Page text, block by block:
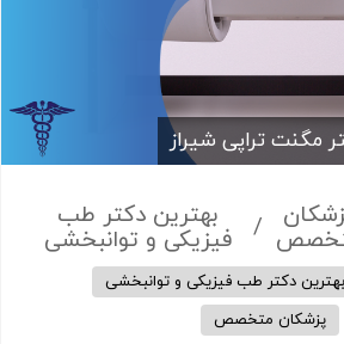
مگنت تراپی شیراز
/ بهترین دکتر طب
فیزیکی و توانبخشی
بهترین دکتر طب فیزیکی و توانبخشی
پزشکان متخصص